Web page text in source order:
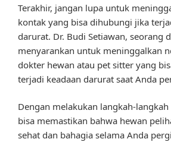
Terakhir, jangan lupa untuk
kontak yang bisa dihubungi jika
darurat. Dr. Budi Setiawan, seorang
menyarankan untuk meninggalkan
dokter hewan atau pet sitter yang
terjadi keadaan darurat saat Anda
Dengan melakukan langkah-
bisa memastikan bahwa hewan
sehat dan bahagia selama Anda